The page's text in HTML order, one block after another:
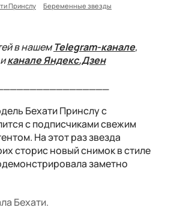
Принслу Беременные звезды
в нашемTelegram-канале,
канале Яндекс.Дзен
Бехати Принслу с
с подписчиками свежим
На этот раз звезда
сторис новый снимок в стиле
заметно
Бехати.